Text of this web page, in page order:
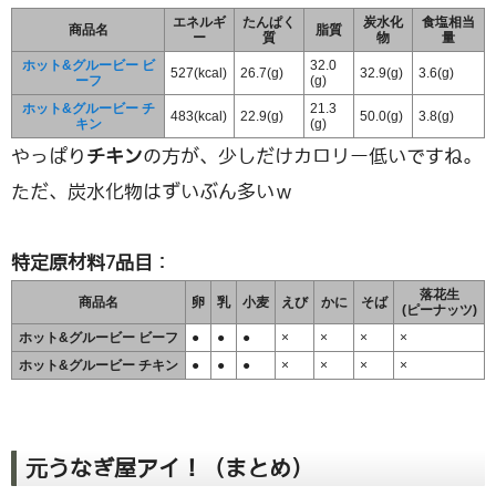
商品名
エネルギ
ー
たんぱく
質
脂質
炭水化
物
食塩相当
量
ホット&グルービー ビ
ーフ
527(kcal) 26.7(g)
32.0
(g)
32.9(g) 3.6(g)
ホット&グルービー チ
キン
483(kcal) 22.9(g)
21.3
(g)
50.0(g) 3.8(g)
やっぱりチキンの方が、少しだけカロリー低いですね。
ただ、炭水化物はずいぶん多いｗ
特定原材料7品目 ：
商品名 卵 乳 小麦 えび かに そば
落花生
(ピーナッツ)
ホット&グルービー ビーフ
● ● ● × × ×
×
ホット&グルービー チキン
● ● ● × × × ×
元うなぎ屋アイ！（まとめ）